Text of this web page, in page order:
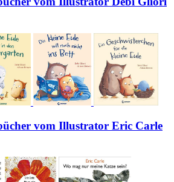
vom Illustrator Eric Carle